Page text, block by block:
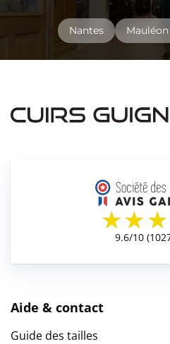
Nantes Mauléon
Aide & contact
Guide des tailles